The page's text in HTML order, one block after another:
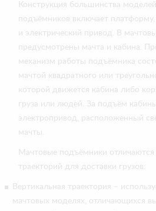
Конструкция большинства
подъёмников включает
и электрический привод. В
предусмотрены мачта и кабина.
механизм работы подъёмника
мачтой квадратного или
которой движется кабина либо
груза или людей. За подъём
электропривод, расположенный
мачты.
Мачтовые подъёмники
траекторий для доставки грузов:
Вертикальная траектория –
мачтовых моделях, отличающихся